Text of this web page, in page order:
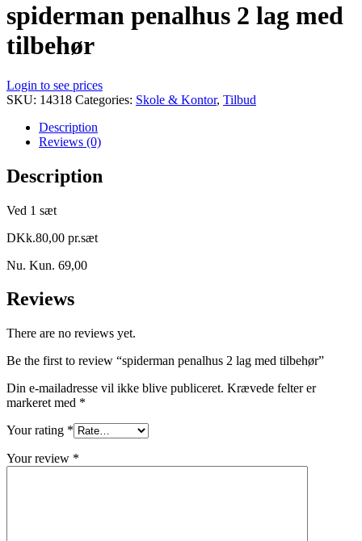
spiderman penalhus 2 lag med
tilbehør
Login to see prices
SKU: 14318 Categories: Skole & Kontor, Tilbud
Description
Reviews (0)
Description
Ved 1 sæt
DKk.80,00 pr.sæt
Nu. Kun. 69,00
Reviews
There are no reviews yet.
Be the first to review “spiderman penalhus 2 lag med tilbehør”
Din e-mailadresse vil ikke blive publiceret. Krævede felter er
markeret med *
Your rating *
Your review *